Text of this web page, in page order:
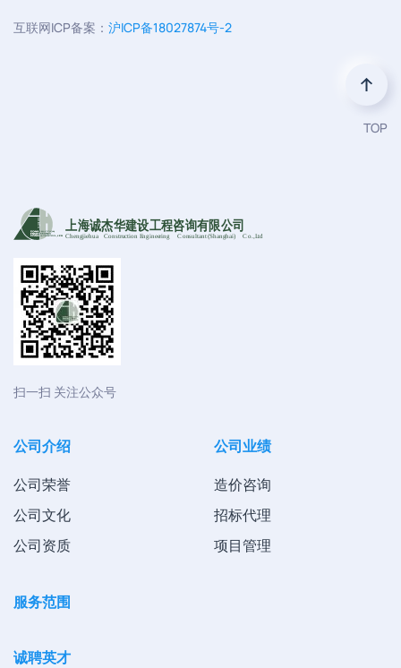
互联网ICP备案： 沪ICP备18027874号-2
TOP
上海诚杰华建设工程咨询有限公司
Chengjiehua Construction Engineering C onsultant (Shanghai) C o.,Ltd
扫一扫 关注公众号
公司介绍
公司荣誉
公司文化
公司资质
公司业绩
造价咨询
招标代理
项目管理
服务范围
诚聘英才